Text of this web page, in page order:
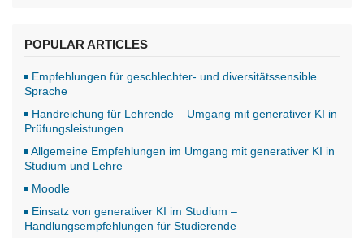
POPULAR ARTICLES
Empfehlungen für geschlechter- und diversitätssensible
Sprache
Handreichung für Lehrende – Umgang mit generativer KI in
Prüfungsleistungen
Allgemeine Empfehlungen im Umgang mit generativer KI in
Studium und Lehre
Moodle
Einsatz von generativer KI im Studium –
Handlungsempfehlungen für Studierende